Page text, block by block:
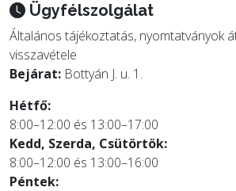
Ügyfélszolgálat
Általános tájékoztatás, nyomtatványok
visszavétele
Bejárat: Bottyán J. u. 1.
Hétfő:
8:00–12:00 és 13:00–17:00
Kedd, Szerda, Csütörtök:
8:00–12:00 és 13:00–16:00
Péntek: